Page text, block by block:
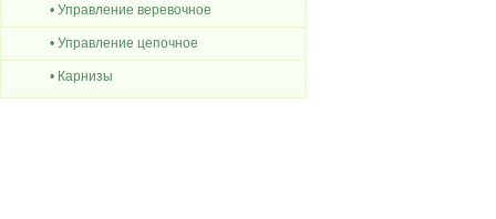
• Управление веревочное
• Управление цепочное
• Карнизы